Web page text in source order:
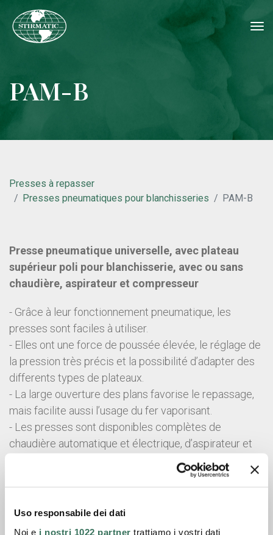
Uso responsabile dei dati
Noi e i nostri 1022 partner trattiamo i vostri dati
PAM-B
Presses à repasser
Presses pneumatiques pour blanchisseries
PAM-B
Presse pneumatique universelle, avec plateau
supérieur poli pour blanchisserie, avec ou sans
chaudière, aspirateur et compresseur
- Grâce à leur fonctionnement pneumatique, les
presses sont faciles à utiliser.
- Elles ont une force de poussée élevée, le réglage de
la pression très précis et la possibilité d’adapter des
differents types de plateaux.
- La large ouverture des plans favorise le repassage,
mais facilite aussi l’usage du fer vaporisant.
- Les presses sont disponibles complètes de
chaudière automatique et électrique, d’aspirateur et
compresseur incorporé, ou pour branchement sur
reseau vapeur, aspiration et air comprimé.
commandée par deux poussoirs